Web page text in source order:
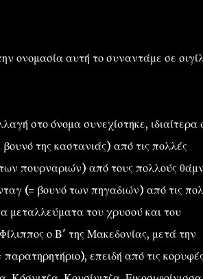
ονομασία αυτή το συναντάμε σε
στο όνομα συνεχίστηκε, ιδιαίτερα
της καστανιάς) από τις πολλές
πουρναριών) από τους πολλούς
(= βουνό των πηγαδιών) από τις
μεταλλεύματα του χρυσού και του
ο Β' της Μακεδονίας, μετά την
επειδή από τις